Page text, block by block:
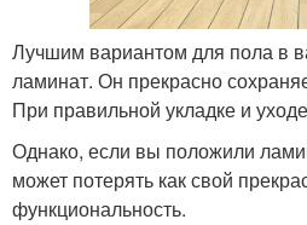
Лучшим вариантом для пола в
ламинат. Он прекрасно
При правильной укладке и
Однако, если вы положили
может потерять как свой
функциональность.